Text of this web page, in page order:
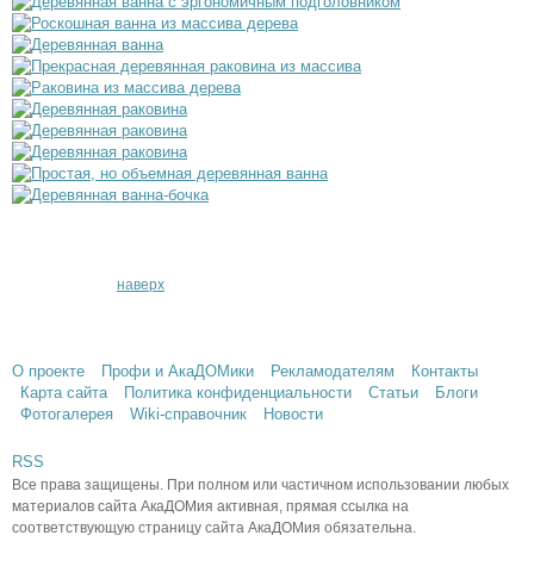
наверх
О проекте Профи и АкаДОМики Рекламодателям
Контакты
Карта сайта
Политика конфиденциальности Статьи
Блоги
Фотогалерея
Wiki-справочник Новости
RSS
Все права защищены. При полном или частичном использовании любых
материалов сайта АкаДОМия активная, прямая ссылка на
соответствующую страницу сайта АкаДОМия обязательна.